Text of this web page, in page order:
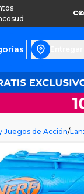
Juegos de Acción/